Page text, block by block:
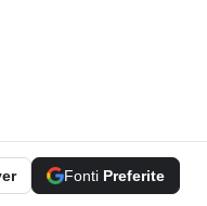
Fonti Preferite